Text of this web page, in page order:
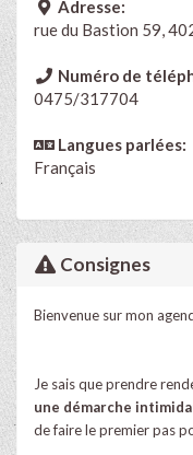
Adresse:
rue du Bastion 59,
Numéro de
0475/317704
Langues parlées:
Français
Consignes
Bienvenue sur mon
Je sais que prendre
une démarche
de faire le premier pas